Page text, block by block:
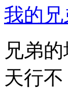
我的
兄弟
天行